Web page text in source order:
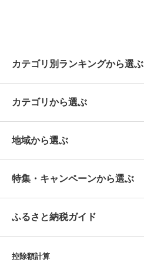
カテゴリ別ランキングから選ぶ
カテゴリから選ぶ
地域から選ぶ
特集・キャンペーンから選ぶ
ふるさと納税ガイド
控除額計算